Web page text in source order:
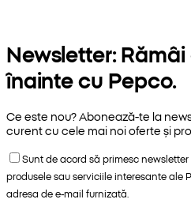
Newsletter:
înainte cu Pepco.
Ce este nou? Abonează-te la
curent cu cele mai noi oferte și
Sunt de acord să primesc
produsele sau serviciile interesante ale
adresa de e-mail furnizată.